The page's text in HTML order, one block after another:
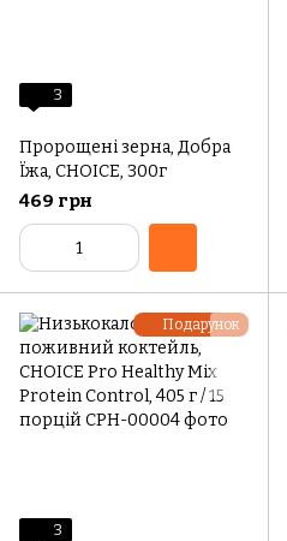
3
Пророщені зерна, Добра
Їжа, CHOICE, 300г
469 грн
Подарунок
3